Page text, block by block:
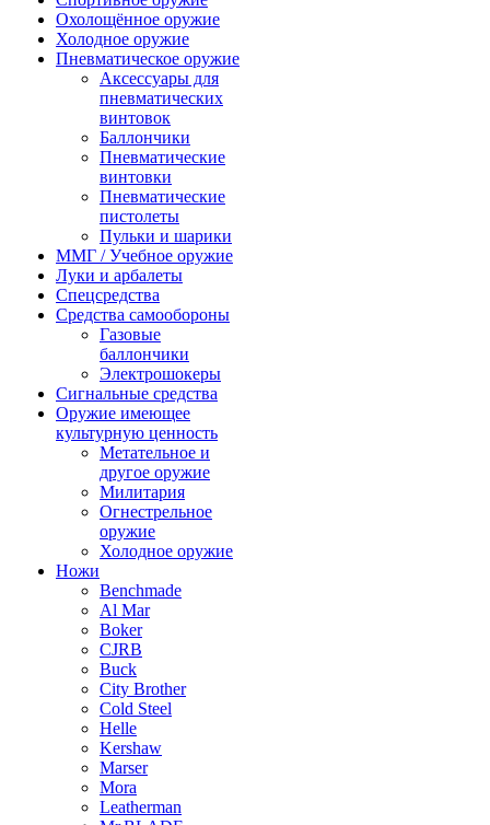
Охолощённое оружие
Холодное оружие
Пневматическое оружие
Аксессуары для
пневматических
винтовок
Баллончики
Пневматические
винтовки
Пневматические
пистолеты
Пульки и шарики
ММГ / Учебное оружие
Луки и арбалеты
Спецсредства
Средства самообороны
Газовые
баллончики
Электрошокеры
Сигнальные средства
Оружие имеющее
культурную ценность
Метательное и
другое оружие
Милитария
Огнестрельное
оружие
Холодное оружие
Ножи
Benchmade
Al Mar
Boker
CJRB
Buck
City Brother
Cold Steel
Helle
Kershaw
Marser
Mora
Leatherman